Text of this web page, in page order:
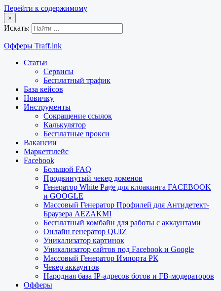
Перейти к содержимому
×
Искать:
Офферы Traff.ink
Статьи
Сервисы
Бесплатный трафик
База кейсов
Новичку
Инструменты
Сокращение ссылок
Калькулятор
Бесплатные прокси
Вакансии
Маркетплейс
Facebook
Большой FAQ
Продвинутый чекер доменов
Генератор White Page для клоакинга FACEBOOK
и GOOGLE
Массовый Генератор Профилей для Антидетект-
Браузера AEZAKMI
Бесплатный комбайн для работы с аккаунтами
Онлайн генератор QUIZ
Уникализатор картинок
Уникализатор сайтов под Facebook и Google
Массовый Генератор Импорта РК
Чекер аккаунтов
Народная база IP-адресов ботов и FB-модераторов
Офферы